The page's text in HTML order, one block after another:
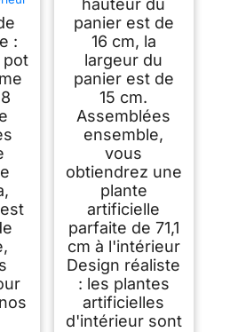
la
（1
:
pot
hauteur du
panier est de
16 cm, la
largeur du
panier est de
15 cm.
Assemblées
ensemble,
vous
obtiendrez une
plante
artificielle
parfaite de 71,1
cm à l'intérieur
Design réaliste
: les plantes
artificielles
d'intérieur sont